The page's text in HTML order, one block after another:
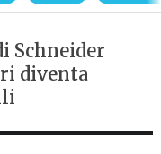
Schneider
diventa